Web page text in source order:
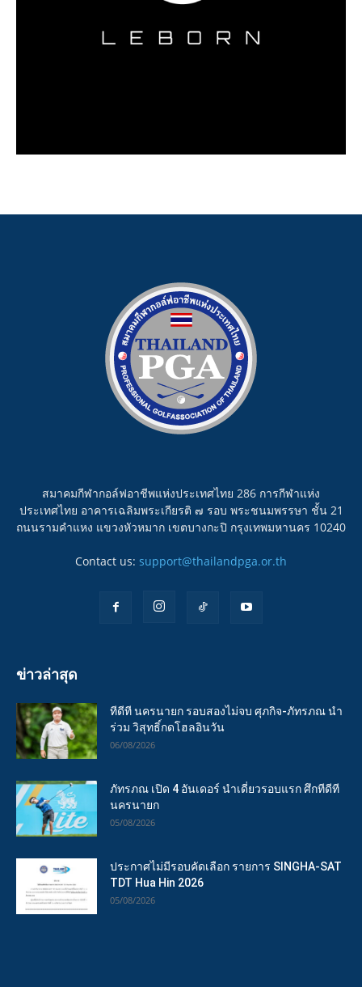
สมาคมกีฬากอล์ฟอาชีพแห่งประเทศไทย 286 การกีฬาแห่ง
ประเทศไทย อาคารเฉลิมพระเกียรติ ๗ รอบ พระชนมพรรษา ชั้น 21
ถนนรามคำแหง แขวงหัวหมาก เขตบางกะปิ กรุงเทพมหานคร 10240
Contact us: support@thailandpga.or.th
ข่าวล่าสุด
ทีดีที นครนายก รอบสองไม่จบ ศุภกิจ-ภัทรภณ นำ
ร่วม วิสุทธิ์กดโฮลอินวัน
06/08/2026
ภัทรภณ เปิด 4 อันเดอร์ นำเดี่ยวรอบแรก ศึกทีดีที
นครนายก
05/08/2026
ประกาศไม่มีรอบคัดเลือก รายการ SINGHA-SAT
TDT Hua Hin 2026
05/08/2026